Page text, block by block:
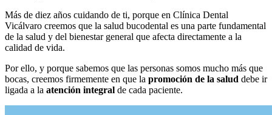
Más de diez años cuidando de ti, porque en Clínica Dental
Vicálvaro creemos que la salud bucodental es una parte fundamental
de la salud y del bienestar general que afecta directamente a la
calidad de vida.
Por ello, y porque sabemos que las personas somos mucho más que
bocas, creemos firmemente en que la promoción de la salud debe ir
ligada a la atención integral de cada paciente.